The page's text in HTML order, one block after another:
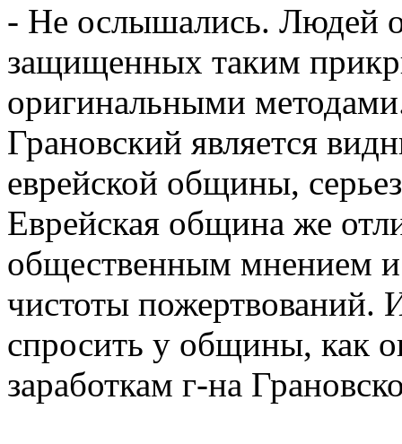
- Не ослышались. Людей
защищенных таким
оригинальными
Грановский является
еврейской общины,
Еврейская община же
общественным мнением и
чистоты
спросить у общины, как
заработкам г-на